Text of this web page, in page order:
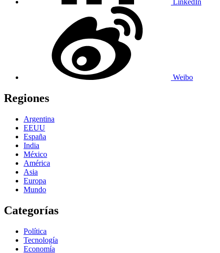
LinkedIn
Weibo
Regiones
Argentina
EEUU
España
India
México
América
Asia
Europa
Mundo
Categorías
Política
Tecnología
Economía